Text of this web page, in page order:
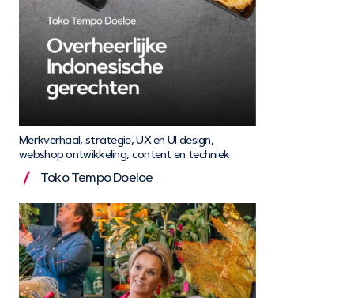
Merkverhaal, strategie, UX en UI design,
webshop ontwikkeling, content en techniek
Toko Tempo Doeloe